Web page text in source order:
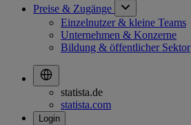
Preise & Zugänge
Einzelnutzer & kleine Teams
Unternehmen & Konzerne
Bildung & öffentlicher Sektor
statista.de
statista.com